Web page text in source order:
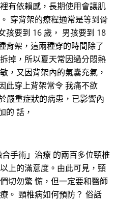
有依賴感，長期使用會讓肌
穿背架的療程通常是等到骨
孩要到 16 歲， 男孩要到 18
背架，這兩種穿的時間除了
掉，所以夏天常因過分悶熱
，又因背架內的氣囊充氣，
此穿上背架常令 我痛不欲
嚴重症狀的病患，已影響內
的 話，
手術」治療 的兩百多位頸椎
上的滿意度。由此可見，頸
切勿驚 慌，但一定要和醫師
。 頸椎病如何預防？ 俗話